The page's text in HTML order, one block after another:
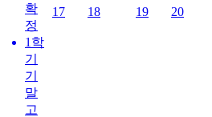
확
정
1학
기
기
말
고
17 18 19 20